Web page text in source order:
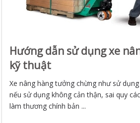
Hướng dẫn sử dụng xe
kỹ thuật
Xe nâng hàng tưởng chừng như sử
nếu sử dụng không cản thận, sai quy
làm thương chính bản ...